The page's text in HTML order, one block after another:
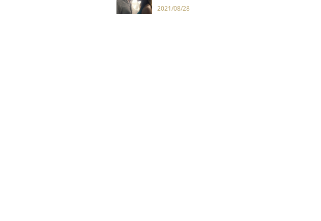
曼和蕾貝卡弗格森的完美搭配
2021/08/28